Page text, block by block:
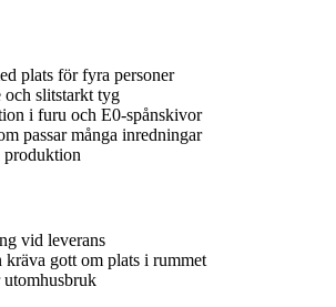
plats för fyra personer
och slitstarkt tyg
i furu och E0-spånskivor
passar många inredningar
vid leverans
kräva gott om plats i rummet